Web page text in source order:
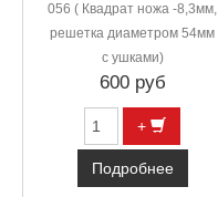
056 ( Квадрат ножа -8,3мм,
решетка диаметром 54мм
с ушками)
600 руб
+
Подробнее